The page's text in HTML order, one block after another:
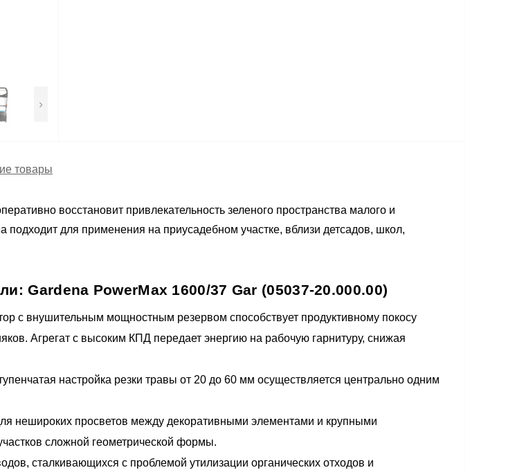
›
товары
восстановит привлекательность зеленого пространства малого и
подходит для применения на приусадебном участке, вблизи детсадов, школ,
Gardena PowerMax 1600/37 Gar (05037-20.000.00)
с внушительным мощностным резервом способствует продуктивному покосу
Агрегат с высоким КПД передает энергию на рабочую гарнитуру, снижая
настройка резки травы от 20 до 60 мм осуществляется центрально одним
нешироких просветов между декоративными элементами и крупными
сложной геометрической формы.
сталкивающихся с проблемой утилизации органических отходов и